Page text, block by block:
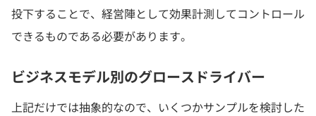
投下することで、経営陣として効果計測してコントロール
できるものである必要があります。
ビジネスモデル別のグロースドライバー
上記だけでは抽象的なので、いくつかサンプルを検討した